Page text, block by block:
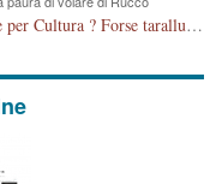
Vorrei sapere dal C.C. Rolando cosa intende per Cultura ? Forse tarallucci, vino e sagre, o spaghetti tricolori del PD ? Il continuo (s)parlare della mostra a Palazzo Chiericati caro consigliere DANNEGGIA FORTEMENTE l'immagine della città TUTTA e fa deviare i consensi che in RUSSIA (badi bene ex U.R.S.S.) sono ECCELLENTI. A livello artistico l'evento è di alta Valenza culturale, COMPITO di Tutta la Cittadinanza fare il possibile per propagandare l'iniziativa senza farne UN CASO PARTITICO come fa Lei da sempre. Meno Gazebo + Partecipazione! E così sia. Amen.